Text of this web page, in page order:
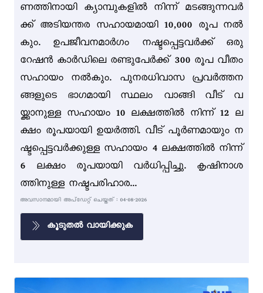
ണത്തിനായി ക്യാമ്പുകളിൽ നിന്ന് മടങ്ങുന്നവർ
ക്ക് അടിയന്തര സഹായമായി 10,000 രൂപ നൽ
കും. ഉപജീവനമാർഗം നഷ്ടപ്പെട്ടവർക്ക് ഒരു
റേഷൻ കാർഡിലെ രണ്ടുപേർക്ക് 300 രൂപ വീതം
സഹായം നൽകും. പുനരധിവാസ പ്രവർത്തന
ങ്ങളുടെ ഭാഗമായി സ്ഥലം വാങ്ങി വീട് വ
യ്ക്കാനുള്ള സഹായം 10 ലക്ഷത്തിൽ നിന്ന് 12 ല
ക്ഷം രൂപയായി ഉയർത്തി. വീട് പൂർണമായും ന
ഷ്ടപ്പെട്ടവർക്കുള്ള സഹായം 4 ലക്ഷത്തിൽ നിന്ന്
6 ലക്ഷം രൂപയായി വർധിപ്പിച്ചു. കൃഷിനാശ
ത്തിനുള്ള നഷ്ടപരിഹാര...
അവസാനമായി അപ്ഡേറ്റ് ചെയ്തത് : 04-08-2026
കൂടുതൽ വായിക്കുക